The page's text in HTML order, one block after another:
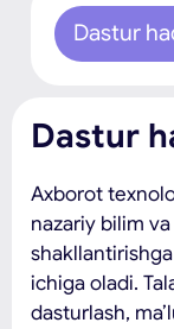
Dastur
Dastur
Axborot
nazariy bilim
ichiga oladi.
dasturlash,